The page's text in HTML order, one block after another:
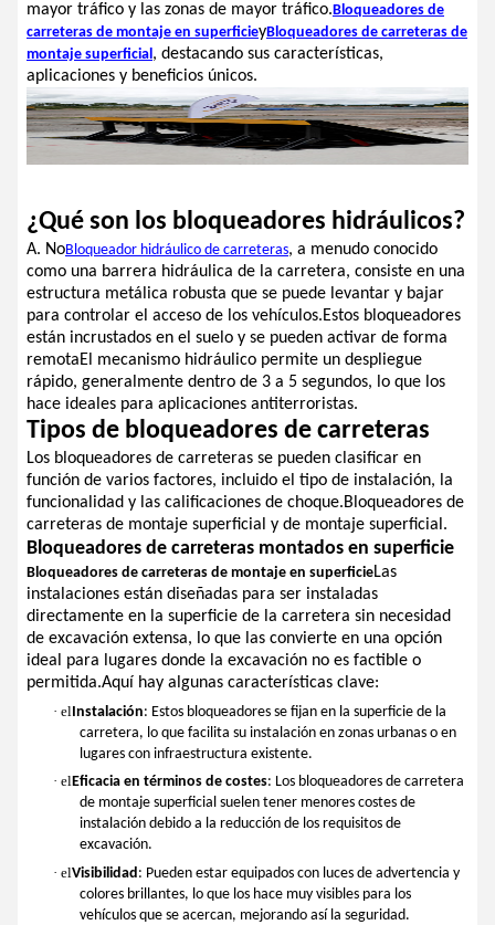
mayor tráfico y las zonas de mayor tráfico.Bloqueadores de
carreteras de montaje en superficieyBloqueadores de carreteras de
montaje superficial, destacando sus características,
aplicaciones y beneficios únicos.
¿Qué son los bloqueadores hidráulicos?
A. NoBloqueador hidráulico de carreteras, a menudo conocido
como una barrera hidráulica de la carretera, consiste en una
estructura metálica robusta que se puede levantar y bajar
para controlar el acceso de los vehículos.Estos bloqueadores
están incrustados en el suelo y se pueden activar de forma
remotaEl mecanismo hidráulico permite un despliegue
rápido, generalmente dentro de 3 a 5 segundos, lo que los
hace ideales para aplicaciones antiterroristas.
Tipos de bloqueadores de carreteras
Los bloqueadores de carreteras se pueden clasificar en
función de varios factores, incluido el tipo de instalación, la
funcionalidad y las calificaciones de choque.Bloqueadores de
carreteras de montaje superficial y de montaje superficial.
Bloqueadores de carreteras montados en superficie
Bloqueadores de carreteras de montaje en superficieLas
instalaciones están diseñadas para ser instaladas
directamente en la superficie de la carretera sin necesidad
de excavación extensa, lo que las convierte en una opción
ideal para lugares donde la excavación no es factible o
permitida.Aquí hay algunas características clave:
· elInstalación: Estos bloqueadores se fijan en la superficie de la
carretera, lo que facilita su instalación en zonas urbanas o en
lugares con infraestructura existente.
· elEficacia en términos de costes: Los bloqueadores de carretera
de montaje superficial suelen tener menores costes de
instalación debido a la reducción de los requisitos de
excavación.
· elVisibilidad : Pueden estar equipados con luces de advertencia y
colores brillantes, lo que los hace muy visibles para los
vehículos que se acercan, mejorando así la seguridad.